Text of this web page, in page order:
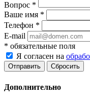
Вопрос *
Ваше имя *
Телефон *
E-mail
* обязательные поля
Я согласен на
Сбросить
Дополнительно